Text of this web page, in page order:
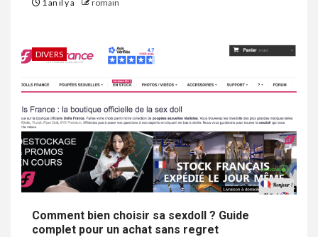
1 an il y a romain
DIVERS
Comment bien choisir sa sexdoll ? Guide
complet pour un achat sans regret